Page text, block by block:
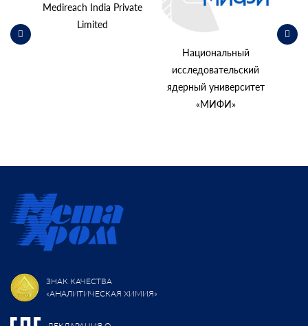
Medireach India Private
Limited
Национальный
исследовательский
ядерный университет
«МИФИ»
ЗНАК КАЧЕСТВА
«АНАЛИТИЧЕСКАЯ ХИМИЯ»